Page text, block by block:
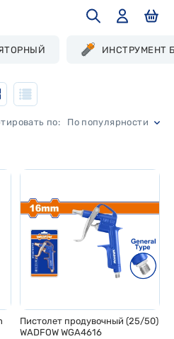
ИНСТРУМЕНТ
По популярности
Пистолет продувочный (25/50)
WADFOW WGA4616